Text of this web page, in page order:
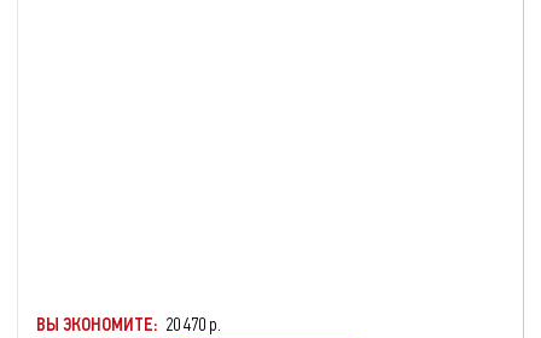
ВЫ ЭКОНОМИТЕ: 20 470 р.